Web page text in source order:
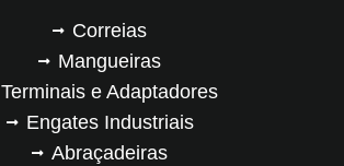
Correias
Mangueiras
Terminais e Adaptadores
Engates Industriais
Abraçadeiras